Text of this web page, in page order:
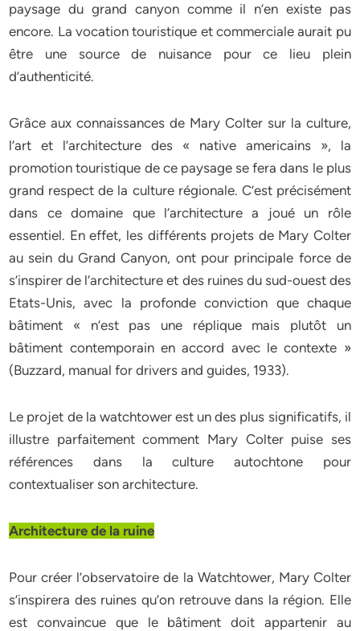
paysage du grand canyon comme il n’en existe pas
encore. La vocation touristique et commerciale aurait pu
être une source de nuisance pour ce lieu plein
d’authenticité.
Grâce aux connaissances de Mary Colter sur la culture,
l’art et l’architecture des « native americains », la
promotion touristique de ce paysage se fera dans le plus
grand respect de la culture régionale. C’est précisément
dans ce domaine que l’architecture a joué un rôle
essentiel. En effet, les différents projets de Mary Colter
au sein du Grand Canyon, ont pour principale force de
s’inspirer de l’architecture et des ruines du sud-ouest des
Etats-Unis, avec la profonde conviction que chaque
bâtiment « n’est pas une réplique mais plutôt un
bâtiment contemporain en accord avec le contexte »
(Buzzard, manual for drivers and guides, 1933).
Le projet de la watchtower est un des plus significatifs, il
illustre parfaitement comment Mary Colter puise ses
références dans la culture autochtone pour
contextualiser son architecture.
Architecture de la ruine
Pour créer l’observatoire de la Watchtower, Mary Colter
s’inspirera des ruines qu’on retrouve dans la région. Elle
est convaincue que le bâtiment doit appartenir au